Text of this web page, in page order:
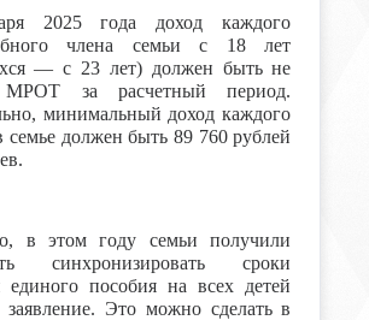
2025 года доход каждого
члена семьи с 18 лет
— с 23 лет) должен быть не
за расчетный период.
минимальный доход каждого
семье должен быть 89 760 рублей
в этом году семьи получили
синхронизировать сроки
единого пособия на всех детей
заявление. Это можно сделать в